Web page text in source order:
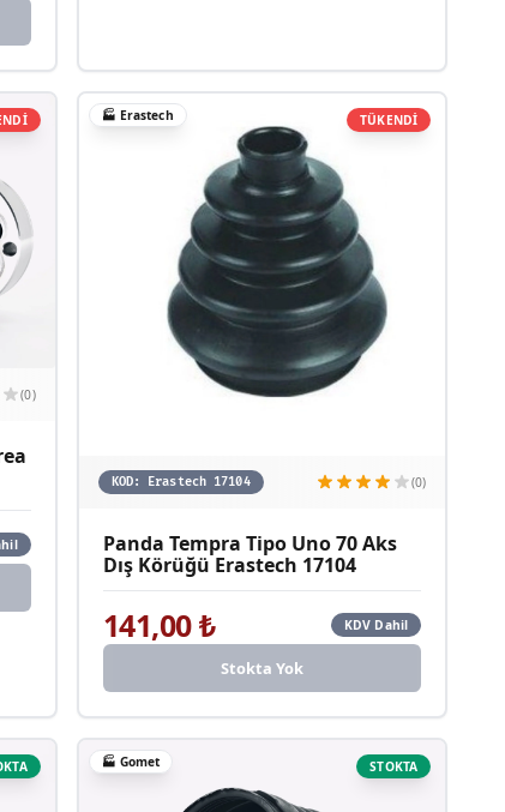
(0)
TÜKENDİ
🏭 Erastech
KOD: Erastech 17104 (0)
Panda Tempra Tipo Uno 70 Aks
Dış Körüğü Erastech 17104
141,00₺ KDV Dahil
Stokta Yok
STOKTA
🏭 Gomet